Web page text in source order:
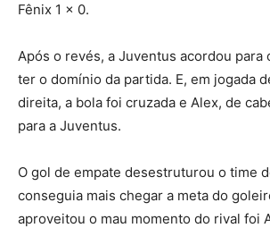
Fênix 1 x 0.
Após o revés, a Juventus acordou para
ter o domínio da partida. E, em jogada
direita, a bola foi cruzada e Alex, de
para a Juventus.
O gol de empate desestruturou o time
conseguia mais chegar a meta do
aproveitou o mau momento do rival foi